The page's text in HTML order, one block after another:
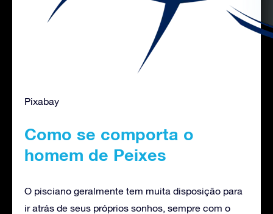
Pixabay
Como se comporta o
homem de Peixes
O pisciano geralmente tem muita disposição para
ir atrás de seus próprios sonhos, sempre com o